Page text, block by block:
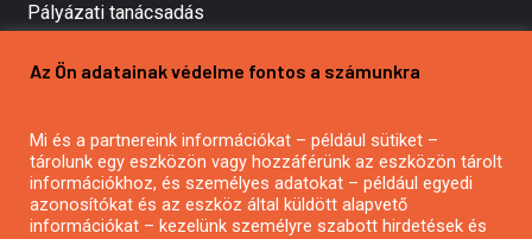
Pályázati tanácsadás
Mezőgazdasági pályázatírás
Pályázatírás civil szervezeteknek
Pályázatírás önkormányzatoknak
Pályázatfigyelés
Az Ön adatainak védelme fontos a számunkra
Mi és a partnereink információkat – például sütiket –
tárolunk egy eszközön vagy hozzáférünk az eszközön tárolt
információkhoz, és személyes adatokat – például egyedi
azonosítókat és az eszköz által küldött alapvető
információkat – kezelünk személyre szabott hirdetések és